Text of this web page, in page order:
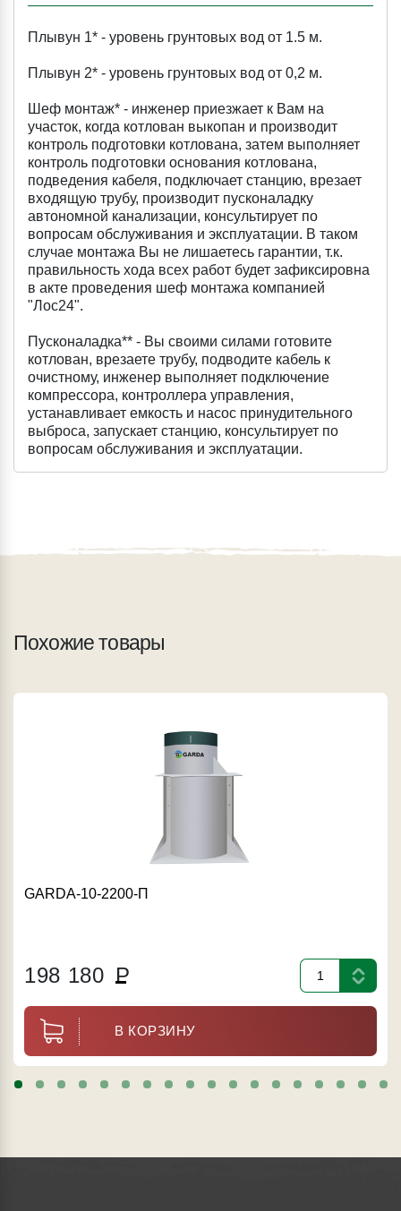
Плывун 1* - уровень грунтовых вод от 1.5 м.
Плывун 2* - уровень грунтовых вод от 0,2 м.
Шеф монтаж* - инженер приезжает к Вам на
участок, когда котлован выкопан и производит
контроль подготовки котлована, затем выполняет
контроль подготовки основания котлована,
подведения кабеля, подключает станцию, врезает
входящую трубу, производит пусконаладку
автономной канализации, консультирует по
вопросам обслуживания и эксплуатации. В таком
случае монтажа Вы не лишаетесь гарантии, т.к.
правильность хода всех работ будет зафиксировна
в акте проведения шеф монтажа компанией
"Лос24".
Пусконаладка** - Вы своими силами готовите
котлован, врезаете трубу, подводите кабель к
очистному, инженер выполняет подключение
компрессора, контроллера управления,
устанавливает емкость и насос принудительного
выброса, запускает станцию, консультирует по
вопросам обслуживания и эксплуатации.
Похожие товары
GARDA-10-2200-П
198 180 Р
В КОРЗИНУ